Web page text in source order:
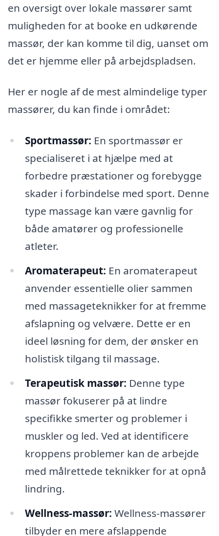
en oversigt over lokale massører samt
muligheden for at booke en udkørende
massør, der kan komme til dig, uanset om
det er hjemme eller på arbejdspladsen.
Her er nogle af de mest almindelige typer
massører, du kan finde i området:
Sportmassør: En sportmassør er
specialiseret i at hjælpe med at
forbedre præstationer og forebygge
skader i forbindelse med sport. Denne
type massage kan være gavnlig for
både amatører og professionelle
atleter.
Aromaterapeut: En aromaterapeut
anvender essentielle olier sammen
med massageteknikker for at fremme
afslapning og velvære. Dette er en
ideel løsning for dem, der ønsker en
holistisk tilgang til massage.
Terapeutisk massør: Denne type
massør fokuserer på at lindre
specifikke smerter og problemer i
muskler og led. Ved at identificere
kroppens problemer kan de arbejde
med målrettede teknikker for at opnå
lindring.
Wellness-massør: Wellness-massører
tilbyder en mere afslappende